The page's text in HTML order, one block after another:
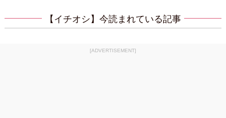
【イチオシ】今読まれている記事
[ADVERTISEMENT]